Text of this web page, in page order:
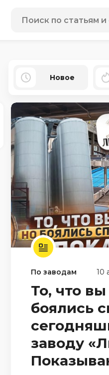
Новое
По заводам 10
То, что
боялись
заводу